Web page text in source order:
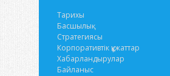
Тарихы
Басшылық
Стратегиясы
Корпоративтік құжаттар
Хабарландырулар
Байланыс